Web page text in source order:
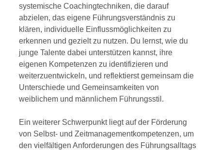
systemische Coachingtechniken, die darauf
abzielen, das eigene Führungsverständnis zu
klären, individuelle Einflussmöglichkeiten zu
erkennen und gezielt zu nutzen. Du lernst, wie du
junge Talente dabei unterstützen kannst, ihre
eigenen Kompetenzen zu identifizieren und
weiterzuentwickeln, und reflektierst gemeinsam die
Unterschiede und Gemeinsamkeiten von
weiblichem und männlichem Führungsstil.
Ein weiterer Schwerpunkt liegt auf der Förderung
von Selbst- und Zeitmanagementkompetenzen, um
den vielfältigen Anforderungen des Führungsalltags